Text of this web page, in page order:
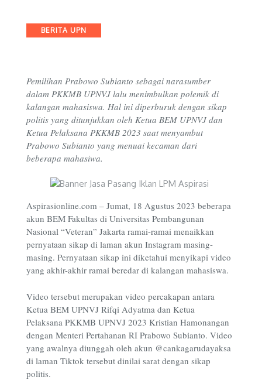
Categories
BERITA UPN
Pemilihan Prabowo Subianto sebagai narasumber
dalam PKKMB UPNVJ lalu menimbulkan polemik di
kalangan mahasiswa. Hal ini diperburuk dengan sikap
politis yang ditunjukkan oleh Ketua BEM UPNVJ dan
Ketua Pelaksana PKKMB 2023 saat menyambut
Prabowo Subianto yang menuai kecaman dari
beberapa mahasiwa.
Aspirasionline.com – Jumat, 18 Agustus 2023 beberapa
akun BEM Fakultas di Universitas Pembangunan
Nasional “Veteran” Jakarta ramai-ramai menaikkan
pernyataan sikap di laman akun Instagram masing-
masing. Pernyataan sikap ini diketahui menyikapi video
yang akhir-akhir ramai beredar di kalangan mahasiswa.
Video tersebut merupakan video percakapan antara
Ketua BEM UPNVJ Rifqi Adyatma dan Ketua
Pelaksana PKKMB UPNVJ 2023 Kristian Hamonangan
dengan Menteri Pertahanan RI Prabowo Subianto. Video
yang awalnya diunggah oleh akun @cankagarudayaksa
di laman Tiktok tersebut dinilai sarat dengan sikap
politis.